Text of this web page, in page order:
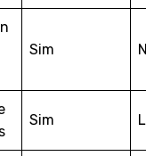
Sim
Sim